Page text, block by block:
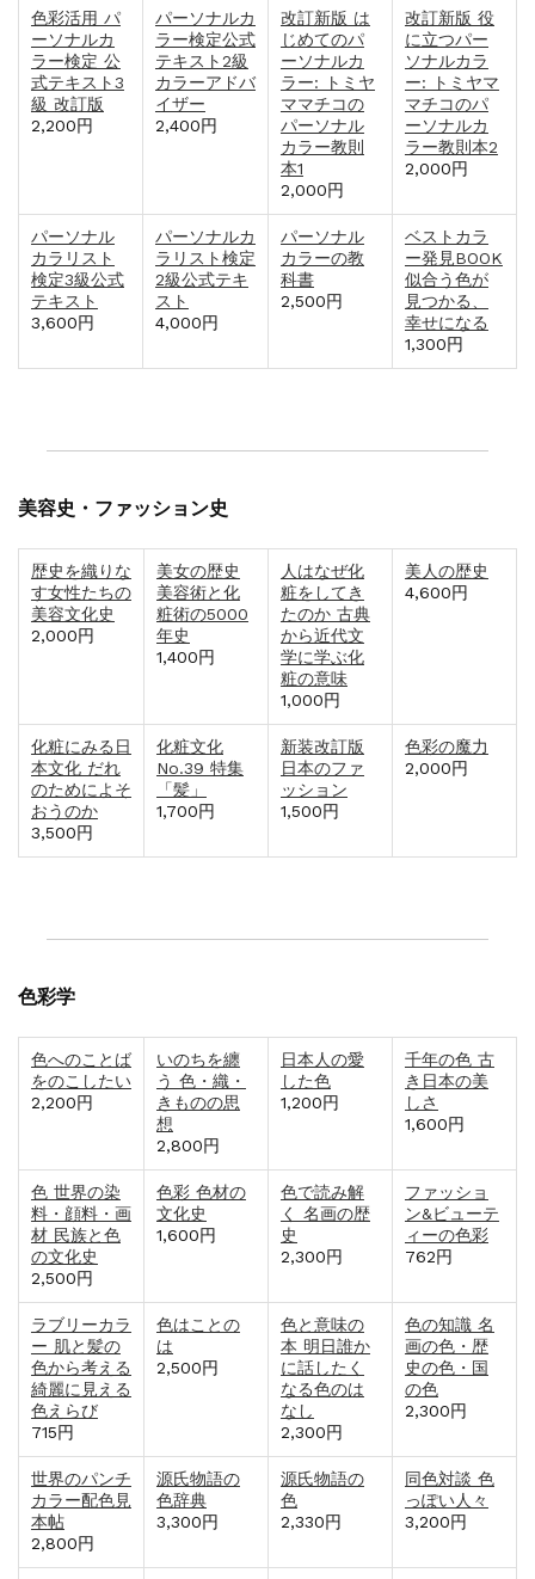
色彩活用 パ
ーソナルカ
ラー検定 公
式テキスト3
級 改訂版
2,200円
パーソナルカ
ラー検定公式
テキスト2級
カラーアドバ
イザー
2,400円
改訂新版 は
じめてのパ
ーソナルカ
ラー: トミヤ
ママチコの
パーソナル
カラー教則
本1
2,000円
改訂新版 役
に立つパー
ソナルカラ
ー: トミヤマ
マチコのパ
ーソナルカ
ラー教則本2
2,000円
パーソナル
カラリスト
検定3級公式
テキスト
3,600円
パーソナルカ
ラリスト検定
2級公式テキ
スト
4,000円
パーソナル
カラーの教
科書
2,500円
ベストカラ
ー発見BOOK
似合う色が
見つかる、
幸せになる
1,300円
美容史・ファッション史
歴史を織りな
す女性たちの
美容文化史
2,000円
美女の歴史
美容術と化
粧術の5000
年史
1,400円
人はなぜ化
粧をしてき
たのか 古典
から近代文
学に学ぶ化
粧の意味
1,000円
美人の歴史
4,600円
化粧にみる日
本文化 だれ
のためによそ
おうのか
3,500円
化粧文化
No.39 特集
「髪」
1,700円
新装改訂版
日本のファ
ッション
1,500円
色彩の魔力
2,000円
色彩学
色へのことば
をのこしたい
2,200円
いのちを纏
う 色・織・
きものの思
想
2,800円
日本人の愛
した色
1,200円
千年の色 古
き日本の美
しさ
1,600円
色 世界の染
料・顔料・画
材 民族と色
の文化史
2,500円
色彩 色材の
文化史
1,600円
色で読み解
く 名画の歴
史
2,300円
ファッショ
ン&ビューテ
ィーの色彩
762円
ラブリーカラ
ー 肌と髪の
色から考える
綺麗に見える
色えらび
715円
色はことの
は
2,500円
色と意味の
本 明日誰か
に話したく
なる色のは
なし
2,300円
色の知識 名
画の色・歴
史の色・国
の色
2,300円
世界のパンチ
カラー配色見
本帖
2,800円
源氏物語の
色辞典
3,300円
源氏物語の
色
2,330円
同色対談 色
っぽい人々
3,200円